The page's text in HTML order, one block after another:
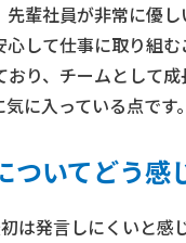
輩社員が非常に優し
して仕事に取り組む
り、チームとして
に入っている点です。
いてどう感
は発言しにくいと感